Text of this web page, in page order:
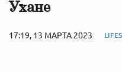
Ухане
17:19, 13 МАРТА 2023